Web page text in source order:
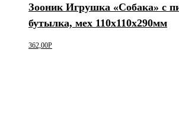
Зооник Игрушка «Собака» с
бутылка, мех 110х110х290мм
362,00Р